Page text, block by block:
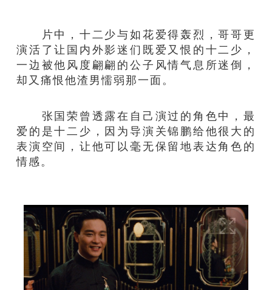
片中，十二少与如花爱得轰烈，哥哥更
演活了让国内外影迷们既爱又恨的十二少，
一边被他风度翩翩的公子风情气息所迷倒，
却又痛恨他渣男懦弱那一面。
张国荣曾透露在自己演过的角色中，最
爱的是十二少，因为导演关锦鹏给他很大的
表演空间，让他可以毫无保留地表达角色的
情感。